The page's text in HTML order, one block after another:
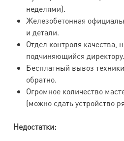
неделями).
Железобетонная
и детали.
Отдел контроля качества,
подчиняющийся директору.
Бесплатный вывоз
обратно.
Огромное количество
(можно сдать устройство
Недостатки: